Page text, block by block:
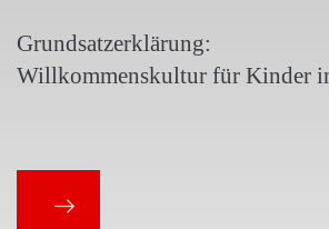
Grundsatzerklärung:
Willkommenskultur für Kinder